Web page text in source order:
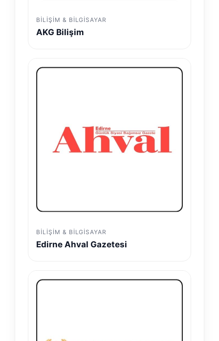
BILIŞIM & BILGISAYAR
AKG Bilişim
BILIŞIM & BILGISAYAR
Edirne Ahval Gazetesi